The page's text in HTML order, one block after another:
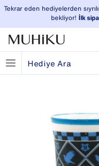
Tekrar eden hediyelerden
bekliyor! İlk